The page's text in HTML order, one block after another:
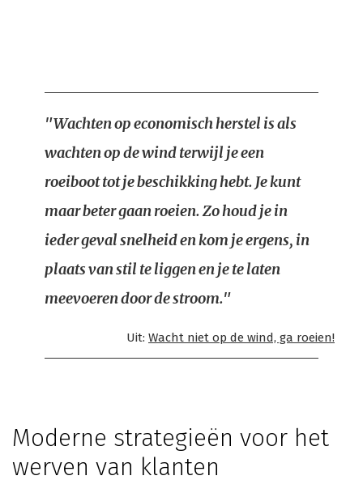
"Wachten op economisch herstel is als
wachten op de wind terwijl je een
roeiboot tot je beschikking hebt. Je kunt
maar beter gaan roeien. Zo houd je in
ieder geval snelheid en kom je ergens, in
plaats van stil te liggen en je te laten
meevoeren door de stroom."
Uit: Wacht niet op de wind, ga roeien!
Moderne strategieën voor het
werven van klanten